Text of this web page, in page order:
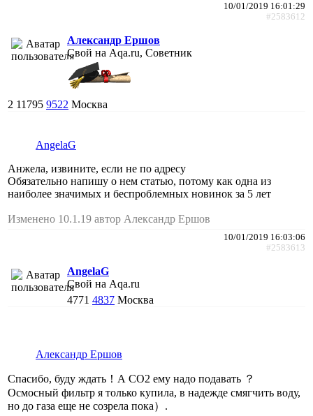
10/01/2019 16:01:29
#2583612
Александр Ершов
Свой на Aqa.ru, Советник
2 11795 9522 Москва
AngelaG
Анжела, извините, если не по адресу
Обязательно напишу о нем статью, потому как одна из
наиболее значимых и беспроблемных новинок за 5 лет
Изменено 10.1.19 автор Александр Ершов
10/01/2019 16:03:06
#2583613
AngelaG
Свой на Aqa.ru
4771 4837 Москва
Александр Ершов
Спасибо, буду ждать！А СО2 ему надо подавать ？
Осмосный фильтр я только купила, в надежде смягчить воду,
но до газа еще не созрела пока）.